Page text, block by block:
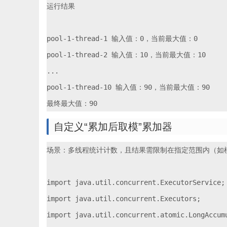
运行结果
pool-1-thread-1 输入值：0，当前最大值：0
pool-1-thread-2 输入值：10，当前最大值：10
...
pool-1-thread-10 输入值：90，当前最大值：90
自定义“累加后取模”累加器
场景：多线程统计计数，且结果需限制在指定范围内（如
import java.util.concurrent.ExecutorService;
import java.util.concurrent.Executors;
import